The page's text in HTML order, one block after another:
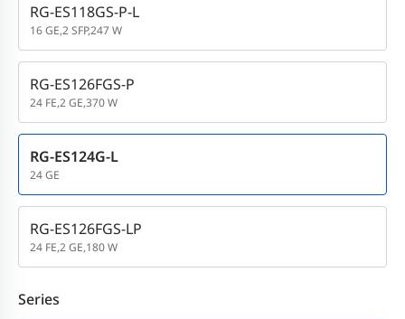
RG-ES118GS-P-L
16 GE,2 SFP,247 W
RG-ES126FGS-P
24 FE,2 GE,370 W
RG-ES124G-L
24 GE
RG-ES126FGS-LP
24 FE,2 GE,180 W
Series